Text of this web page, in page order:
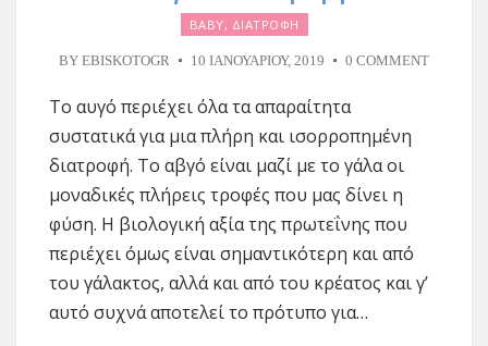
BABY, ΔΙΑΤΡΟΦΗ
BY EBISKOTOGR 10 ΙΑΝΟΥΑΡΊΟΥ, 2019 0 COMMENT
Το αυγό περιέχει όλα τα απαραίτητα
συστατικά για μια πλήρη και ισορροπημένη
διατροφή. Το αβγό είναι μαζί με το γάλα οι
μοναδικές πλήρεις τρο­φές που μας δίνει η
φύση. Η βιολογική αξία της πρωτεΐνης που
περιέχει όμως είναι σημαντικότερη και από
του γάλακτος, αλλά και από του κρέατος και γ’
αυτό συχνά αποτελεί το πρότυπο για…